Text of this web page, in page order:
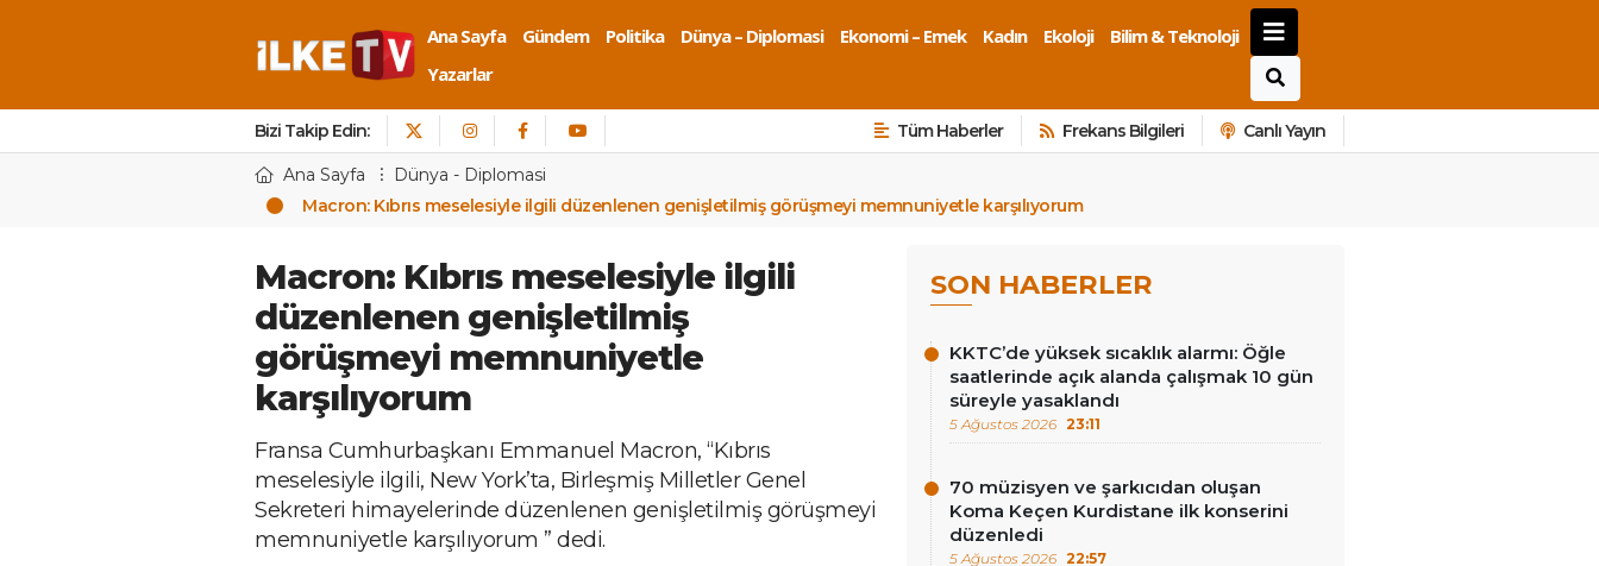
Ana Sayfa Gündem Politika Dünya – Diplomasi Ekonomi – Emek Kadın Ekoloji
Bilim & Teknoloji
Yazarlar
Bizi Takip Edin: Tüm Haberler Frekans Bilgileri Canlı Yayın
Ana Sayfa
Dünya - Diplomasi
Macron: Kıbrıs meselesiyle ilgili düzenlenen genişletilmiş görüşmeyi memnuniyetle karşılıyorum
Macron: Kıbrıs meselesiyle ilgili
düzenlenen genişletilmiş
görüşmeyi memnuniyetle
karşılıyorum
Fransa Cumhurbaşkanı Emmanuel Macron, “Kıbrıs
meselesiyle ilgili, New York’ta, Birleşmiş Milletler Genel
Sekreteri himayelerinde düzenlenen genişletilmiş görüşmeyi
memnuniyetle karşılıyorum ” dedi.
SON HABERLER
KKTC’de yüksek sıcaklık alarmı: Öğle
saatlerinde açık alanda çalışmak 10 gün
süreyle yasaklandı
5 Ağustos 2026 23:11
70 müzisyen ve şarkıcıdan oluşan
Koma Keçen Kurdistane ilk konserini
düzenledi
5 Ağustos 2026 22:57